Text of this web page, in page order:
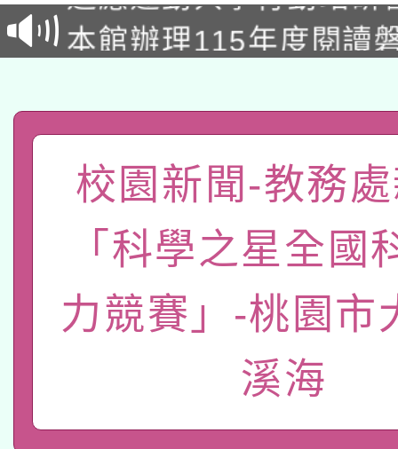
招)
本館辦理115年度閱讀
礎課程
A3數位素養講師名單
「數位內容與教學軟
pilot」
有關大陸委員會函釋公
薪期間赴陸應申請許可
轉知經濟部水利署委託
業技術研究院辦理「
115年8月22日(星期六
桃園市孔廟祈福系列
開 智慧啟航」
2026年桃園地景藝術
本校115學年度第2次
招甄選結果公告(無人
適應運動共學行動站研
校園新聞-教務
「科學之星全國
力競賽」-桃園市
溪海